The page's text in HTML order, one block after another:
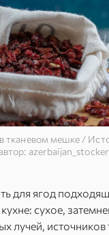
тканевом мешке /
автор:
для ягод
сухое,
лучей, источников